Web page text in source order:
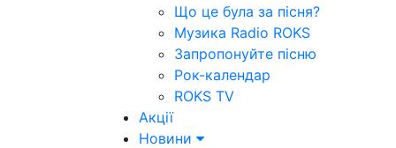
Що це була за пісня?
Музика Radio ROKS
Запропонуйте пісню
Рок-календар
ROKS TV
Акції
Новини